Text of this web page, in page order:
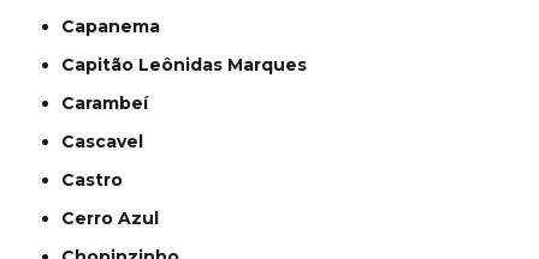
Capanema
Capitão Leônidas Marques
Carambeí
Cascavel
Castro
Cerro Azul